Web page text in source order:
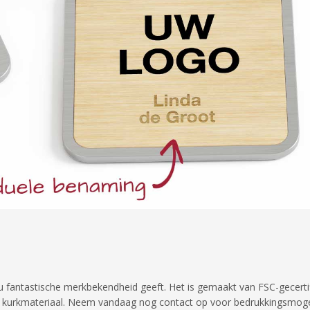
merkbekendheid geeft. Het is gemaakt van FSC-
Neem vandaag nog contact op voor